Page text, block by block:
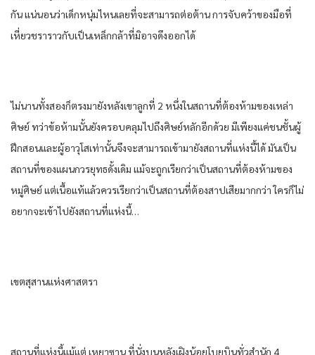
กัน​ แน่นอน​ว่า​เด็กหนุ่ม​ไหน​เลย​ที่จะ​สามารถ​ต่อต้าน​ การ​จับ​คว้า​ของ​มือ​ที่​
เหี่ยว​ชรา​ราวกับ​เป็น​เหล็กกล้า​ที่​มิอาจ​ดึง​ออก​ได้​
ไม่นาน​ทั้งสอง​ก็​ตรง​มายัง​หลังเขา​ลูก​ที่​ 2 หนึ่ง​ใน​สถานที่​ต้องห้าม​ของ​เหล่า​
ศิษย์​ ทว่า​ข้อห้าม​นั้น​ยัง​ครอบคลุม​ไปถึงศิษย์​หลัก​อีกด้วย​ มีเพียงแค่​ชนชั้น​ผู้
ฝึกสอน​และ​ผู้อาวุโส​เท่านั้น​จึงจะสามารถ​เข้า​มายัง​สถานที่​แห่ง​นี้​ได้​ มัน​เป็น​
สถานที่​ของ​แผนก​วร​ยุทธ​ดั้งเดิม​ แม้จะถูก​เรียก​ว่า​เป็น​สถานที่​ต้องห้าม​ของ​
หมู่​ศิษย์​ แต่​เนื้อแท้​แล้ว​ควร​เรียก​ว่า​เป็น​สถานที่​ต้อง​สาปเสีย​มากกว่า​ ใคร​ก็​ไม่
อยาก​จะเข้าไป​ยัง​สถานที่​แห่ง​นี้​…
เขต​สุสาน​แห่ง​ศาสตรา​
สถานที่​แห่ง​นี้​แม้แต่​ เหยา​ซาน​ ที่นั่ง​บน​หลัง​เฝิงน้อย​โบยบิน​ทั่ว​สำนัก​ 4